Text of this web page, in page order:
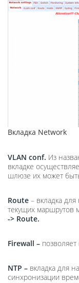
Вкладка Network
VLAN conf. Из
вкладке
шлюзе их может
Route – вкладка
текущих маршрутов
-> Route.
Firewall –
NTP – вкладка для
синхронизации